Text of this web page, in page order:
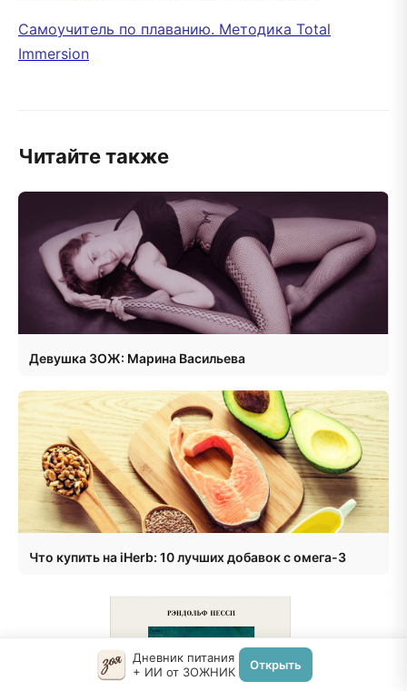
Самоучитель по плаванию. Методика Total
Immersion
Читайте также
Девушка ЗОЖ: Марина Васильева
Что купить на iHerb: 10 лучших добавок с омега-3
Дневник питания
+ ИИ от ЗОЖНИК
Открыть